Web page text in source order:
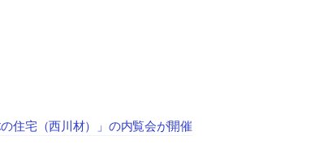
住宅（西川材）」の内覧会が開催